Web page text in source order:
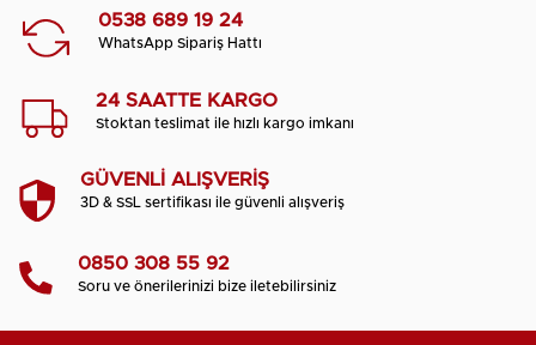
0538 689 19 24
WhatsApp Sipariş Hattı
24 SAATTE KARGO
Stoktan teslimat ile hızlı kargo imkanı
GÜVENLİ ALIŞVERİŞ
3D & SSL sertifikası ile güvenli alışveriş
0850 308 55 92
Soru ve önerilerinizi bize iletebilirsiniz